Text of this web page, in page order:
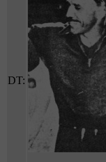
DT: